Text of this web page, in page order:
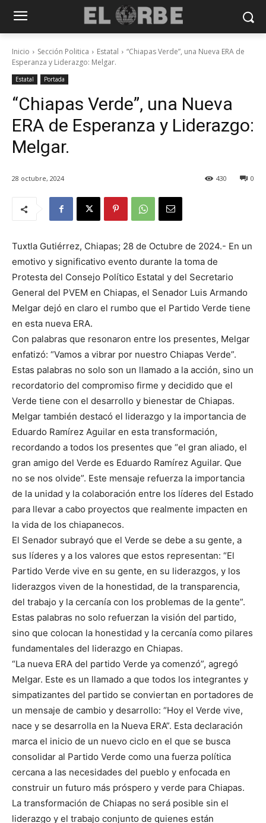
Inicio Sección Politica Estatal
“Chiapas Verde”, una Nueva ERA de
Esperanza y Liderazgo: Melgar.
Estatal Portada
“Chiapas Verde”, una Nueva
ERA de Esperanza y Liderazgo:
Melgar.
28 octubre, 2024 0
430
Tuxtla Gutiérrez, Chiapas; 28 de Octubre de 2024.- En un
emotivo y significativo evento durante la toma de
Protesta del Consejo Político Estatal y del Secretario
General del PVEM en Chiapas, el Senador Luis Armando
Melgar dejó en claro el rumbo que el Partido Verde tiene
en esta nueva ERA.
Con palabras que resonaron entre los presentes, Melgar
enfatizó: “Vamos a vibrar por nuestro Chiapas Verde”.
Estas palabras no solo son un llamado a la acción, sino un
recordatorio del compromiso firme y decidido que el
Verde tiene con el desarrollo y bienestar de Chiapas.
Melgar también destacó el liderazgo y la importancia de
Eduardo Ramírez Aguilar en esta transformación,
recordando a todos los presentes que “el gran aliado, el
gran amigo del Verde es Eduardo Ramírez Aguilar. Que
no se nos olvide”. Este mensaje refuerza la importancia
de la unidad y la colaboración entre los líderes del Estado
para llevar a cabo proyectos que realmente impacten en
la vida de los chiapanecos.
El Senador subrayó que el Verde se debe a su gente, a
sus líderes y a los valores que estos representan: “El
Partido Verde vive en su gente, en su liderazgos, y los
liderazgos viven de la honestidad, de la transparencia,
del trabajo y la cercanía con los problemas de la gente”.
Estas palabras no solo refuerzan la visión del partido,
sino que colocan la honestidad y la cercanía como pilares
fundamentales del liderazgo en Chiapas.
“La nueva ERA del partido Verde ya comenzó”, agregó
Melgar. Este es un llamado a que todos los integrantes y
simpatizantes del partido se conviertan en portadores de
un mensaje de cambio y desarrollo: “Hoy el Verde vive,
nace y se desarrolla en la Nueva ERA”. Esta declaración
marca el inicio de un nuevo ciclo en el que se busca
consolidar al Partido Verde como una fuerza política
cercana a las necesidades del pueblo y enfocada en
construir un futuro más próspero y verde para Chiapas.
La transformación de Chiapas no será posible sin el
liderazgo y el trabajo conjunto de quienes están